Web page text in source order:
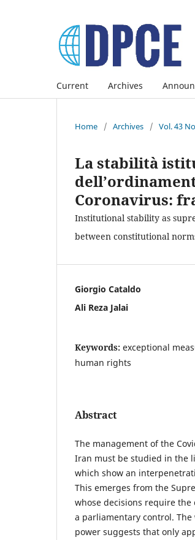
Current Archives
Home / Archives / Vol. 43
La stabilità
Coronavirus:
Institutional stability as
between constitutional
Giorgio Cataldo
Ali Reza Jalai
Keywords: exceptional
human rights
Abstract
The management of the
Iran must be studied in the
which show an
This emerges from the
whose decisions require
a parliamentary control.
power suggests that only